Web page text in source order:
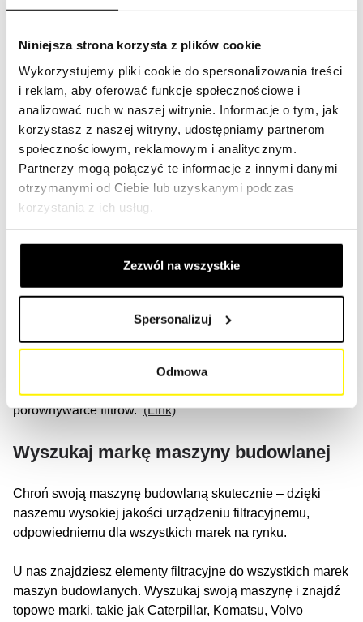
Niniejsza strona korzysta z plików cookie
Wykorzystujemy pliki cookie do spersonalizowania treści
i reklam, aby oferować funkcje społecznościowe i
analizować ruch w naszej witrynie. Informacje o tym, jak
korzystasz z naszej witryny, udostępniamy partnerom
społecznościowym, reklamowym i analitycznym.
Partnerzy mogą połączyć te informacje z innymi danymi
otrzymanymi od Ciebie lub uzyskanymi podczas
korzystania z ich usług.
Zezwól na wszystkie
Spersonalizuj
Odmowa
cząsteczki z różnych części maszyny, aby zapewnić
optymalną wydajność i dłuższą żywotność.
Wyszukaj filtr za pomocą numeru referencyjnego:Link
Wybierz swoją maszynę budowlaną
W naszym katalogu znajdziesz oryginalne i uniwersalne
filtry SF do ciągników, koparek, wywrotek, traktorów,
małych dźwigów, koparek do gruzu, koparek głębinowych,
koparko-ładowarek, spycharek, klasycznych ładowarek,
koparek łyżkowych, koparek mobilnych, maszyn
asfaltowych, wozów ssących, koparek ssących, koparek
wyburzeniowych.
Znajdź odpowiedni typ maszyny budowlanej w naszej
porównywarce filtrów.(Link)
Wyszukaj markę maszyny budowlanej
Chroń swoją maszynę budowlaną skutecznie – dzięki
naszemu wysokiej jakości urządzeniu filtracyjnemu,
odpowiedniemu dla wszystkich marek na rynku.
U nas znajdziesz elementy filtracyjne do wszystkich marek
maszyn budowlanych. Wyszukaj swoją maszynę i znajdź
topowe marki, takie jak Caterpillar, Komatsu, Volvo